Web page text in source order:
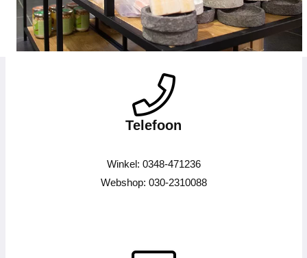
Telefoon
Winkel: 0348-471236
Webshop: 030-2310088